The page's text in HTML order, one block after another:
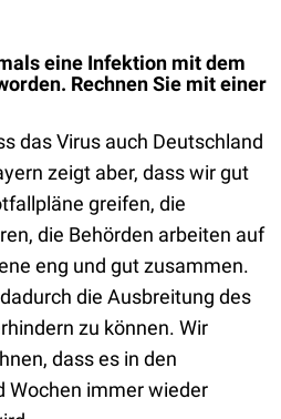
eine Infektion mit dem
Rechnen Sie mit einer
das Virus auch Deutschland
zeigt aber, dass wir gut
greifen, die
die Behörden arbeiten auf
eng und gut zusammen.
die Ausbreitung des
zu können. Wir
dass es in den
Wochen immer wieder